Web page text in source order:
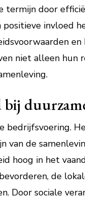
termijn door
positieve invloed
niet alleen hun
bedrijfsvoering.
de
hoog in het
de
Door sociale